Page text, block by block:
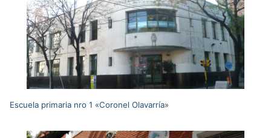
Escuela primaria nro 1 «Coronel Olavarría»